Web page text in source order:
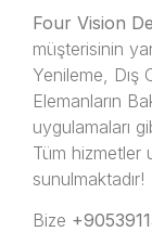
Four Vision
müşterisinin
Yenileme, Dış
Elemanların
uygulamaları
Tüm hizmetler
sunulmaktadır!
Bize